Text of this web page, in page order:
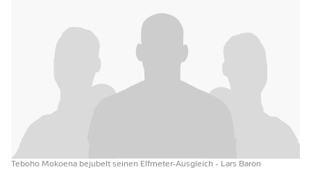
Teboho Mokoena bejubelt seinen Elfmeter-Ausgleich - Lars Baron